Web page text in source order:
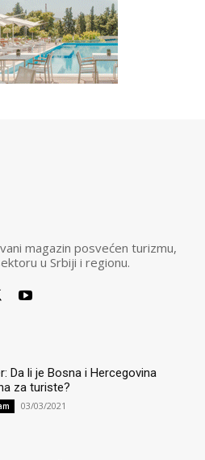
magazin posvećen turizmu,
u Srbiji i regionu.
Da li je Bosna i Hercegovina
za turiste?
03/03/2021